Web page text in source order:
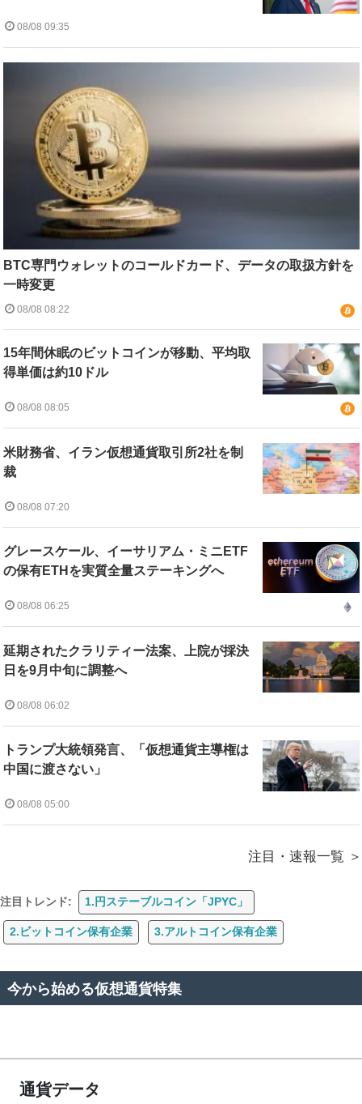
08/08 09:35
BTC専門ウォレットのコールドカード、データの取扱方針を
一時変更
08/08 08:22
15年間休眠のビットコインが移動、平均取
得単価は約10ドル
08/08 08:05
米財務省、イラン仮想通貨取引所2社を制
裁
08/08 07:20
グレースケール、イーサリアム・ミニETF
の保有ETHを実質全量ステーキングへ
08/08 06:25
延期されたクラリティー法案、上院が採決
日を9月中旬に調整へ
08/08 06:02
トランプ大統領発言、「仮想通貨主導権は
中国に渡さない」
08/08 05:00
注目・速報一覧
注目トレンド: 1.円ステーブルコイン「JPYC」
2.ビットコイン保有企業 3.アルトコイン保有企業
今から始める仮想通貨特集
通貨データ